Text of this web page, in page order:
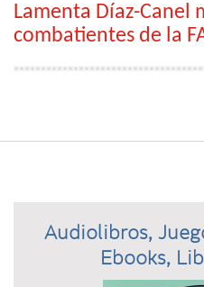
Lamenta Díaz-Canel
combatientes de la
Audiolibros,
Ebooks,